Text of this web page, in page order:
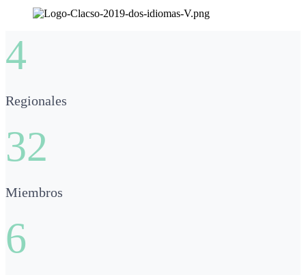
4
Regionales
32
Miembros
6